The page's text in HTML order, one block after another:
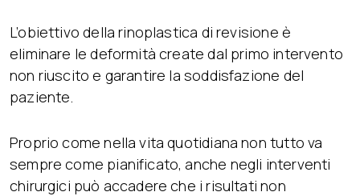
L’obiettivo della rinoplastica di revisione è
eliminare le deformità create dal primo intervento
non riuscito e garantire la soddisfazione del
paziente.
Proprio come nella vita quotidiana non tutto va
sempre come pianificato, anche negli interventi
chirurgici può accadere che i risultati non